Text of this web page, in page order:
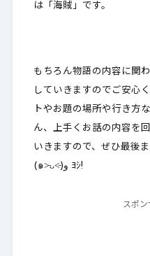
は「海賊」です。
もちろん物語の内容に関
していきますのでご安心
トやお題の場所や行き方
ん、上手くお話の 内容を
いきますので、ぜひ最後
(๑˃̵ᴗ˂̵)و ﾖｼ!
スポン